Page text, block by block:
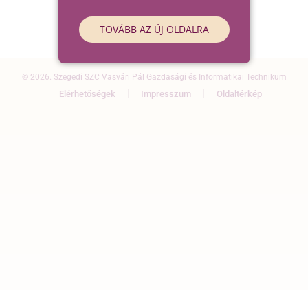
© 2026. Szegedi SZC Vasvári Pál Gazdasági és Informatikai Technikum
Elérhetőségek Impresszum Oldaltérkép
TOVÁBB AZ ÚJ OLDALRA